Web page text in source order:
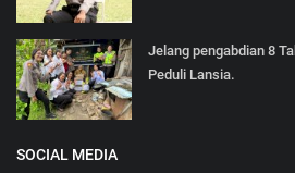
Jelang pengabdian 8
Peduli Lansia.
SOCIAL MEDIA